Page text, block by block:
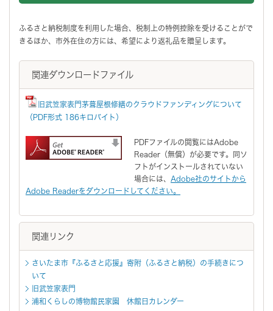
ふるさと納税制度を利用した場合、税制上の特例控除を受けることがで
きるほか、市外在住の方には、希望により返礼品を贈呈します。
関連ダウンロードファイル
旧武笠家表門茅葺屋根修繕のクラウドファンディングについて
（PDF形式 186キロバイト）
PDFファイルの閲覧にはAdobe
Reader（無償）が必要です。同ソ
フトがインストールされていない
場合には、 Adobe社のサイトから
Adobe Readerをダウンロードしてください。
関連リンク
さいたま市『ふるさと応援』寄附（ふるさと納税）の手続きにつ
いて
旧武笠家表門
浦和くらしの博物館民家園 休館日カレンダー